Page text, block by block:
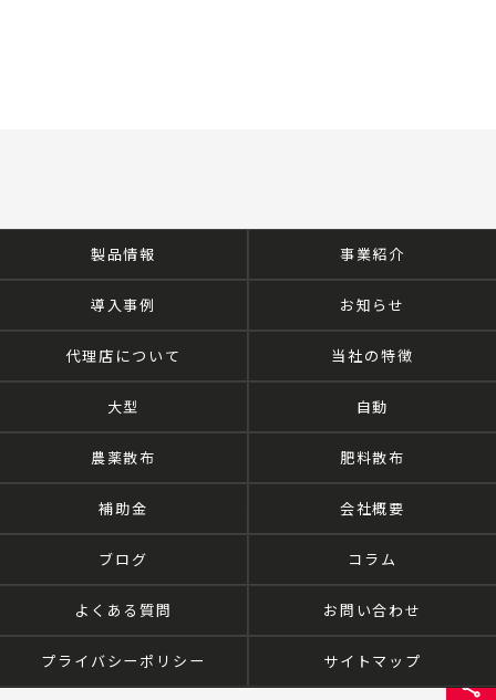
製品情報 事業紹介
導入事例 お知らせ
代理店について 当社の特徴
大型 自動
農薬散布 肥料散布
補助金 会社概要
ブログ コラム
よくある質問 お問い合わせ
プライバシーポリシー サイトマップ